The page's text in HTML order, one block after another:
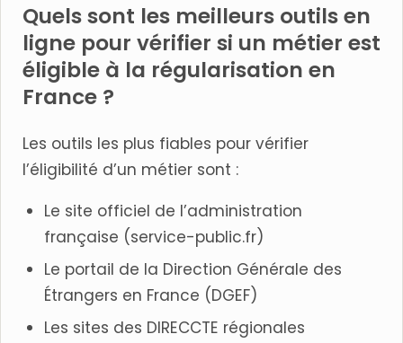
Quels sont les meilleurs outils en
ligne pour vérifier si un métier est
éligible à la régularisation en
France ?
Les outils les plus fiables pour vérifier
l’éligibilité d’un métier sont :
Le site officiel de l’administration
française (service-public.fr)
Le portail de la Direction Générale des
Étrangers en France (DGEF)
Les sites des DIRECCTE régionales